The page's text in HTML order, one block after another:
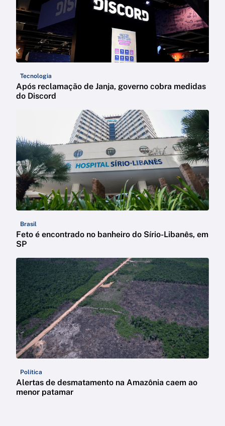
Tecnologia
Após reclamação de Janja, governo cobra medidas
do Discord
Brasil
Feto é encontrado no banheiro do Sírio-Libanês, em
SP
Política
Alertas de desmatamento na Amazônia caem ao
menor patamar